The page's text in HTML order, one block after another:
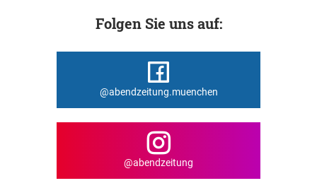
Folgen Sie uns auf:
@abendzeitung.muenchen
@abendzeitung